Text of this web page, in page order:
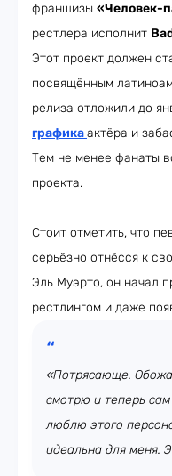
франшизы «Человек-
рестлера исполнит
Этот проект должен
посвящённым
релиза отложили до
графикаактёра и
Тем не менее фанаты
проекта.
Стоит отметить, что
серьёзно отнёсся к
Эль Муэрто, он начал
рестлингом и даже
«Потрясающе.
смотрю и теперь
люблю этого
идеальна для меня.